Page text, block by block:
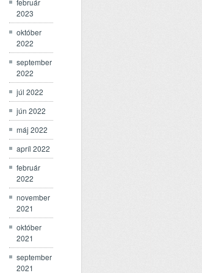
február
2023
október
2022
september
2022
júl 2022
jún 2022
máj 2022
apríl 2022
február
2022
november
2021
október
2021
september
2021